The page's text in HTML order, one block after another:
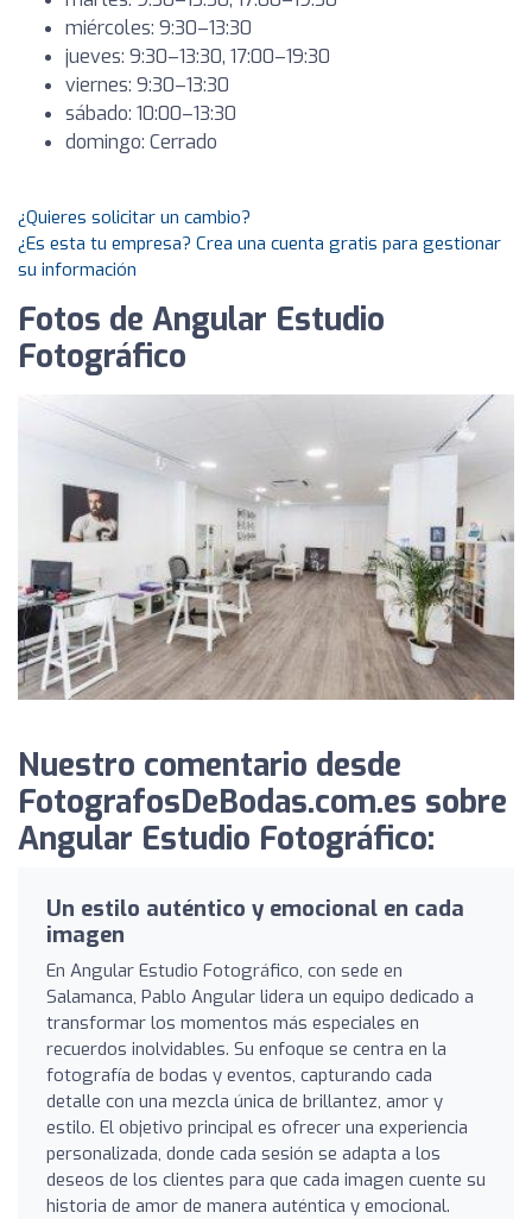
miércoles: 9:30–13:30
jueves: 9:30–13:30, 17:00–19:30
viernes: 9:30–13:30
sábado: 10:00–13:30
domingo: Cerrado
¿Quieres solicitar un cambio?
¿Es esta tu empresa? Crea una cuenta gratis para gestionar
su información
Fotos de Angular Estudio
Fotográfico
Nuestro comentario desde
FotografosDeBodas.com.es sobre
Angular Estudio Fotográfico:
Un estilo auténtico y emocional en cada
imagen
En Angular Estudio Fotográfico, con sede en
Salamanca, Pablo Angular lidera un equipo dedicado a
transformar los momentos más especiales en
recuerdos inolvidables. Su enfoque se centra en la
fotografía de bodas y eventos, capturando cada
detalle con una mezcla única de brillantez, amor y
estilo. El objetivo principal es ofrecer una experiencia
personalizada, donde cada sesión se adapta a los
deseos de los clientes para que cada imagen cuente su
historia de amor de manera auténtica y emocional.